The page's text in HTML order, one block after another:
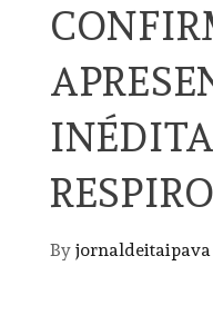
RESPIRO
By jornaldeitaipava